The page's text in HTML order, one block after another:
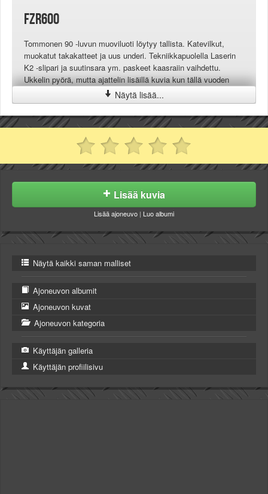
Näytä lisää...
FZR600
Tommonen 90 -luvun muoviluoti löytyy tallista. Katevilkut,
muokatut takakatteet ja uus underi. Tekniikkapuolella Laserin
K2 -slipari ja suutinsara ym. paskeet kaasraiin vaihdettu.
Ukkelin pyörä, mutta ajattelin lisäillä kuvia kun tällä vuoden
Lisää kuvia
Lisää ajoneuvo | Luo albumi
Näytä kaikki saman malliset
Ajoneuvon albumit
Ajoneuvon kuvat
Ajoneuvon kategoria
Käyttäjän galleria
Käyttäjän profiilisivu